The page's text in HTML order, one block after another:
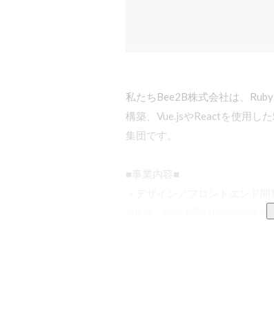
私たちBee2B株式会社は、
構築、Vue.jsやReactを使用し
集団です。
■事業内容■
Vue.js・React等のJavascript